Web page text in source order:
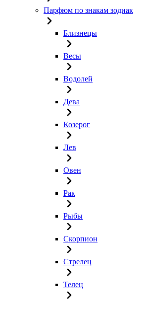
Парфюм по знакам зодиак
Близнецы
Весы
Водолей
Дева
Козерог
Лев
Овен
Рак
Рыбы
Скорпион
Стрелец
Телец